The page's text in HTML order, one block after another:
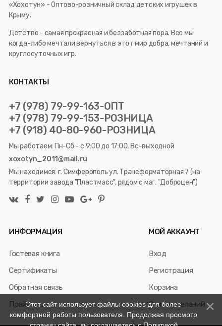
«Хохотун» - Оптово-розничный склад детских игрушек в
Крыму.
Детство - самая прекрасная и беззаботная пора. Все мы
когда-либо мечтали вернуться в этот мир добра, мечтаний и
круглосуточных игр.
КОНТАКТЫ
+7 (978) 79-99-163-ОПТ
+7 (978) 79-99-153-РОЗНИЦА
+7 (918) 40-80-960-РОЗНИЦА
Мы работаем: Пн-Сб - с 9:00 до 17:00, Вс-выходной
xoxotyn_2011@mail.ru
Мы находимся: г. Симферополь ул. Трансформаторная 7 (на
территории завода "Пластмасс", рядом с маг. "Доброцен")
ИНФОРМАЦИЯ
Гостевая книга
Сертификаты
Обратная связь
Прайс лист
МОЙ АККАУНТ
Вход
Регистрация
Корзина
Список желаний
Этот сайт использует файлы cookies для более
комфортной работы пользователя. Продолжая просмотр